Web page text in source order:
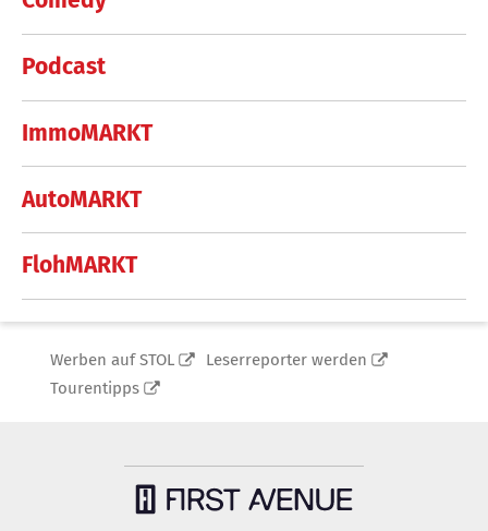
Podcast
ImmoMARKT
AutoMARKT
FlohMARKT
Werben auf STOL
Leserreporter werden
Tourentipps